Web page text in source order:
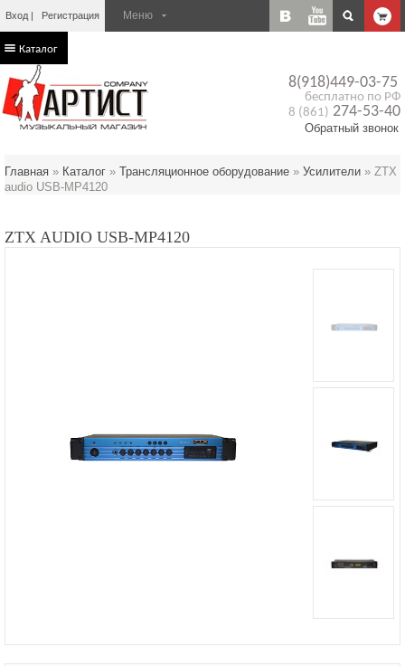
Вход Регистрация
8(918)449-03-75
бесплатно по РФ
8 (861) 274-53-40
Обратный звонок
Каталог
Главная » Каталог » Трансляционное оборудование » Усилители » ZTX
audio USB-MP4120
ZTX AUDIO USB-MP4120